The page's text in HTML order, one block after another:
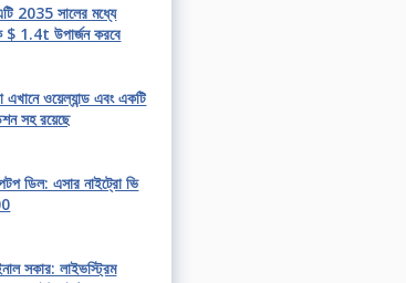
2035 সালের মধ্যে
$ 1.4t উপার্জন করবে
ওয়েল্যান্ড এবং একটি
সহ রয়েছে
ডিল: এসার নাইট্রো ভি
সকার: লাইভস্ট্রিম